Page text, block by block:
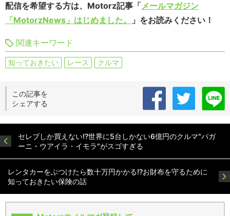
配信を希望する方は、Motorz記事「メールマガジン
「MotorzNews」はじめました。
」をお読みください！
関連キーワード
知っておきたい レース クルマ
この記事を
シェアする
セレブしか買えない!?世界に5台しかない6億円のクルマ"パガ
ーニ・ウアイラ・イモラ"がスゴすぎる
レンタカーをぶつけたら数十万円かかる!?お財布を守るために
知っておきたい保険の話